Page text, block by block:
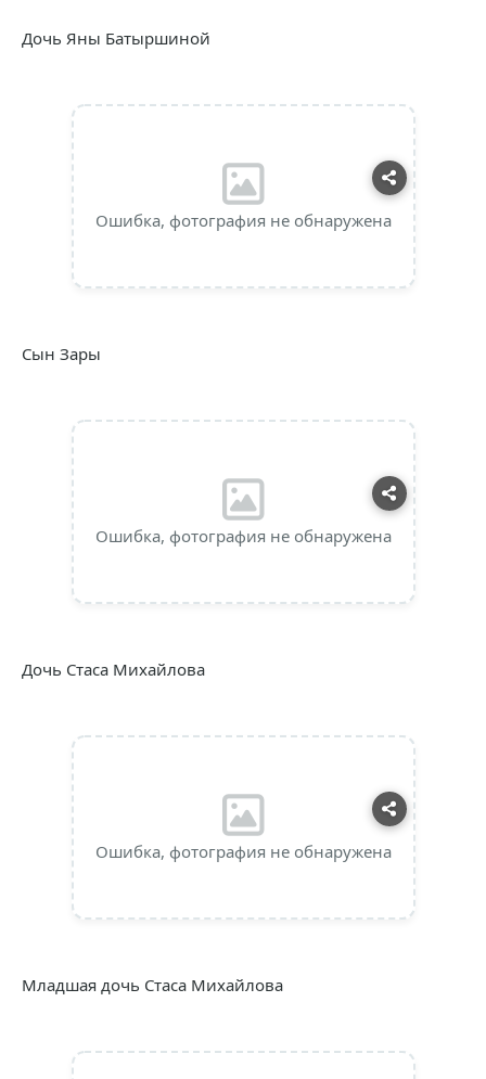
Дочь Яны Батыршиной
Ошибка, фотография не обнаружена
Сын Зары
Ошибка, фотография не обнаружена
Дочь Стаса Михайлова
Ошибка, фотография не обнаружена
Младшая дочь Стаса Михайлова